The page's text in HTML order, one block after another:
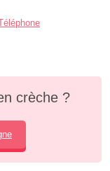
crèche ?